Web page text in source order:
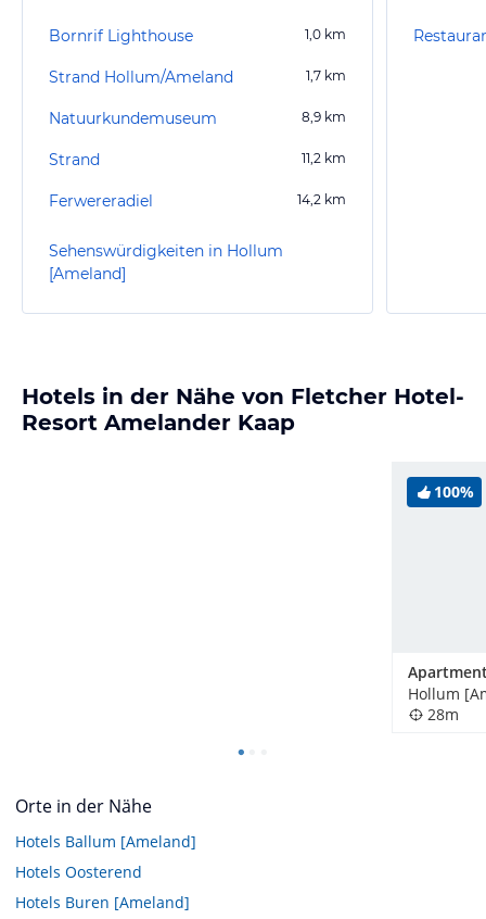
Bornrif Lighthouse 1,0 km
Strand Hollum/Ameland 1,7 km
Natuurkundemuseum 8,9 km
Strand 11,2 km
Ferwereradiel 14,2 km
Sehenswürdigkeiten in Hollum
[Ameland]
Hotels in der Nähe von Fletcher Hotel-
Resort Amelander Kaap
100%
Hollum
28m
Orte in der Nähe
Hotels Ballum [Ameland]
Hotels Oosterend
Hotels Buren [Ameland]